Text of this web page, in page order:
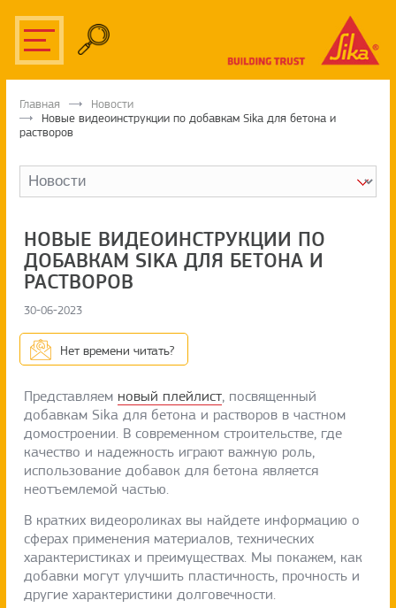
Главная
Новости
Новые видеоинструкции по добавкам Sika для бетона и
растворов
НОВЫЕ ВИДЕОИНСТРУКЦИИ ПО
ДОБАВКАМ SIKA ДЛЯ БЕТОНА И
РАСТВОРОВ
30-06-2023
Нет времени читать?
Представляем новый плейлист, посвященный
добавкам Sika для бетона и растворов в частном
домостроении. В современном строительстве, где
качество и надежность играют важную роль,
использование добавок для бетона является
неотъемлемой частью.
В кратких видеороликах вы найдете информацию о
сферах применения материалов, технических
характеристиках и преимуществах. Мы покажем, как
добавки могут улучшить пластичность, прочность и
другие характеристики долговечности.